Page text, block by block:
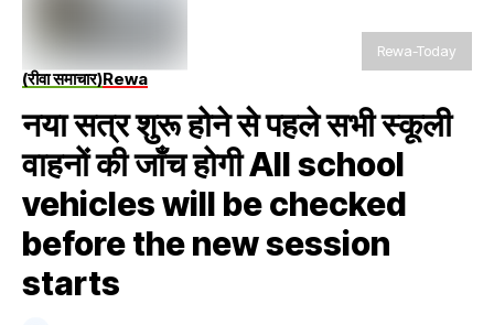
Rewa-Today
(रीवा समाचार)Rewa
नया सत्र शुरू होने से पहले सभी स्कूली
वाहनों की जाँच होगी All school
vehicles will be checked
before the new session
starts